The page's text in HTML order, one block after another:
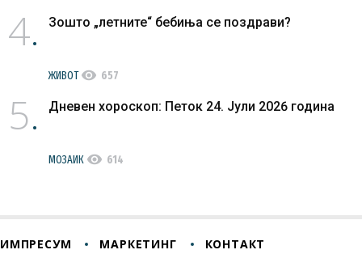
4 Зошто „летните“ бебиња се поздрави?
ЖИВОТvisibility 657
5 Дневен хороскоп: Петок 24. Јули 2026 година
МОЗАИК visibility 614
ИМПРЕСУМ МАРКЕТИНГ КОНТАКТ